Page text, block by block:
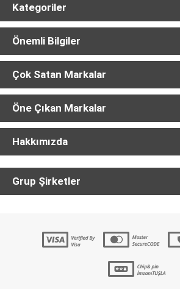
Kategoriler
Önemli Bilgiler
Çok Satan Markalar
Öne Çıkan Markalar
Hakkımızda
Grup Şirketler